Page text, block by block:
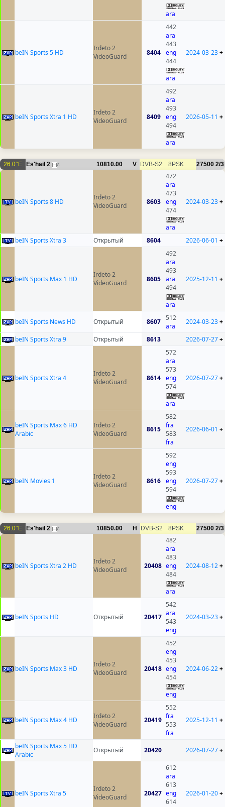
ara
beIN Sports 5 HD
Irdeto 2
VideoGuard
8404
442
ara
443
eng
444
ara
2024-03-23+
beIN Sports Xtra 1 HD
Irdeto 2
VideoGuard
8409
492
ara
493
eng
494
ara
2026-05-11 +
26.0°E Es'hail 2 8 10810.00 V DVB-S2 8PSK 27500 2/3
beIN Sports 8 HD
Irdeto 2
VideoGuard
8603
472
ara
473
eng
474
ara
2024-03-23+
beIN Sports Xtra 3 Открытый 8604 2026-06-01 +
beIN Sports Max 1 HD
Irdeto 2
VideoGuard
8605
492
ara
493
ara
494
ara
2025-12-11 +
beIN Sports News HD Открытый 8607
512
ara
2024-03-23+
beIN Sports Xtra 9 Открытый 8613 2026-07-27+
beIN Sports Xtra 4
Irdeto 2
VideoGuard
8614
572
ara
573
eng
574
ara
2026-07-27+
beIN Sports Max 6 HD
Arabic
Irdeto 2
VideoGuard
8615
582
fra
583
fra
2026-06-01 +
beIN Movies 1
Irdeto 2
VideoGuard
8616
592
eng
593
eng
594
eng
2026-07-27+
26.0°E Es'hail 2 8 10850.00 H DVB-S2 8PSK 27500 2/3
beIN Sports Xtra 2 HD
Irdeto 2
VideoGuard
20408
482
ara
483
eng
484
ara
2024-08-12+
beIN Sports HD Открытый 20417
542
ara
543
eng
2024-03-23+
beIN Sports Max 3 HD
Irdeto 2
VideoGuard
20418
452
eng
453
eng
454
eng
2024-06-22+
beIN Sports Max 4 HD
Irdeto 2
VideoGuard
20419
552
fra
553
fra
2025-12-11 +
beIN Sports Max 5 HD
Arabic
Открытый 20420 2026-07-27+
beIN Sports Xtra 5
Irdeto 2
VideoGuard
20427
612
ara
613
eng
614
2026-01-20+